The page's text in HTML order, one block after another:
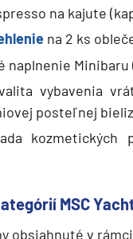
na kajute
na 2 ks
naplnenie
vybavenia
posteľnej
kozmetických
MSC
obsiahnuté v